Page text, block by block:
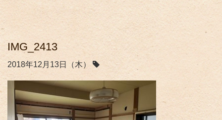
IMG_2413
2018年12月13日（木）